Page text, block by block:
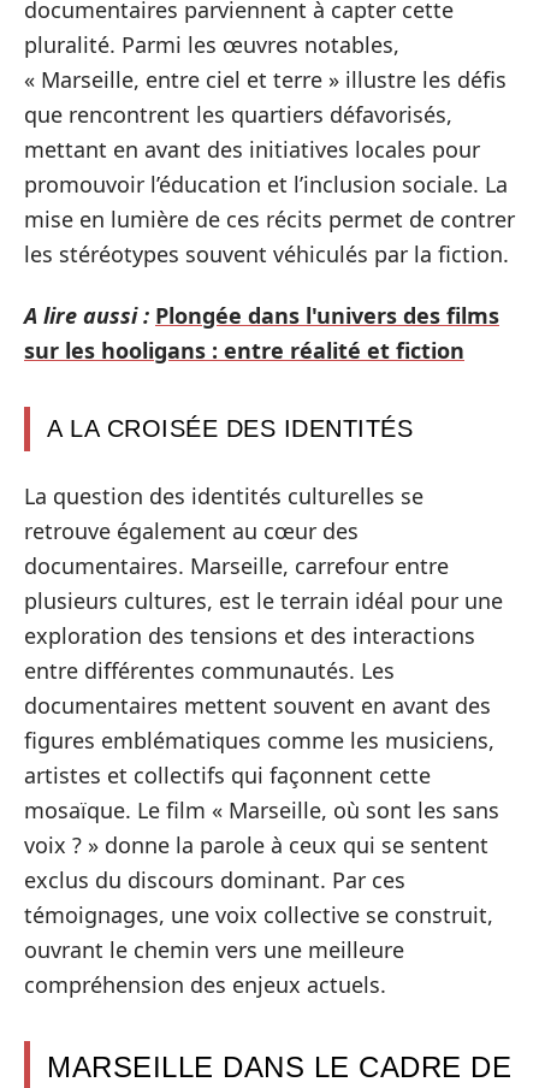
documentaires parviennent à capter cette
pluralité. Parmi les œuvres notables,
« Marseille, entre ciel et terre » illustre les défis
que rencontrent les quartiers défavorisés,
mettant en avant des initiatives locales pour
promouvoir l’éducation et l’inclusion sociale. La
mise en lumière de ces récits permet de contrer
les stéréotypes souvent véhiculés par la fiction.
A lire aussi : Plongée dans l'univers des films
sur les hooligans : entre réalité et fiction
A LA CROISÉE DES IDENTITÉS
La question des identités culturelles se
retrouve également au cœur des
documentaires. Marseille, carrefour entre
plusieurs cultures, est le terrain idéal pour une
exploration des tensions et des interactions
entre différentes communautés. Les
documentaires mettent souvent en avant des
figures emblématiques comme les musiciens,
artistes et collectifs qui façonnent cette
mosaïque. Le film « Marseille, où sont les sans
voix ? » donne la parole à ceux qui se sentent
exclus du discours dominant. Par ces
témoignages, une voix collective se construit,
ouvrant le chemin vers une meilleure
compréhension des enjeux actuels.
MARSEILLE DANS LE CADRE DE